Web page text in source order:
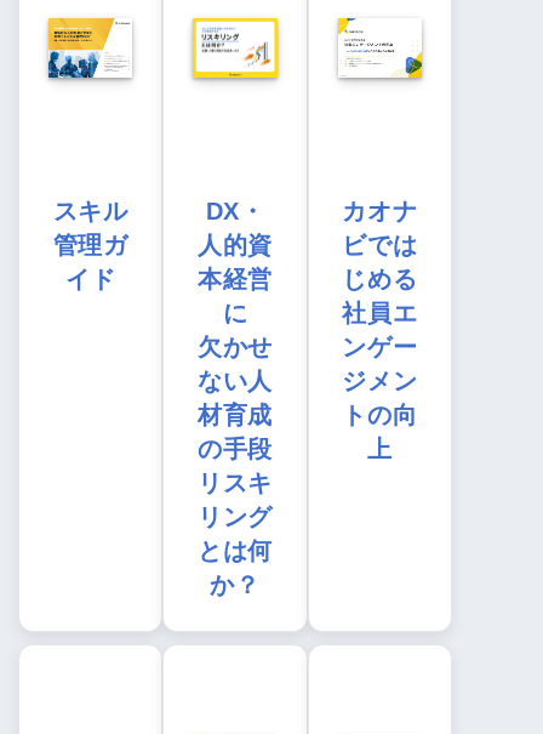
スキル
管理ガ
イド
DX・
人的資
本経営
に
欠かせ
ない人
材育成
の手段
リスキ
リング
とは何
か？
カオナ
ビでは
じめる
社員エ
ンゲー
ジメン
トの向
上